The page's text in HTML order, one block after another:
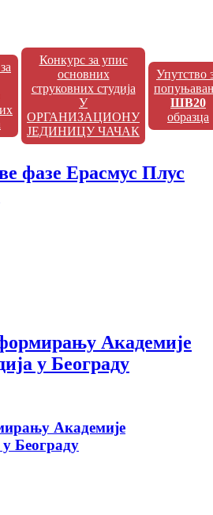
Конкурс за упис
основних
струковних студија
У
ОРГАНИЗАЦИОНУ
ЈЕДИНИЦУ ЧАЧАК
Упутство
ШВ20
образца
фазе Ерасмус Плус
Академије
у Београду
Академије
у Београду